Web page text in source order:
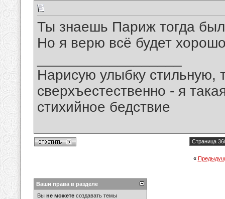
Ты знаешь Париж тогда
Но я верю всё будет
Нарисую улыбку стильную,
сверхъестественно - я
стихийное бедствие
Страница
«
Ваши права в разделе
Вы не можете создавать темы